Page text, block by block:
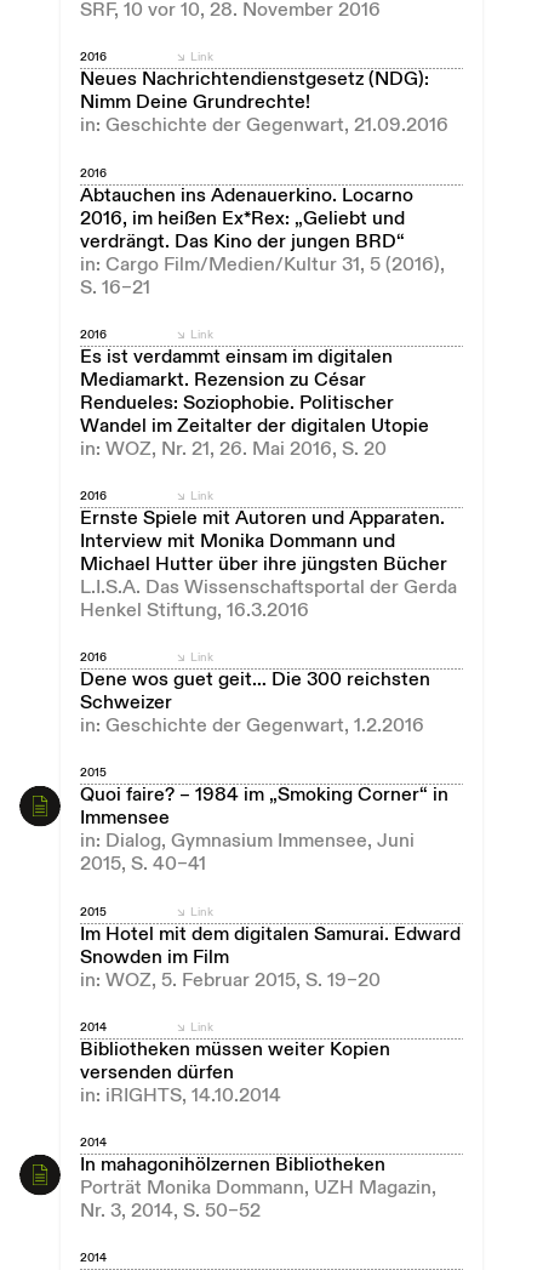
SRF, 10 vor 10, 28. November 2016
2016
Neues Nachrichtendienstgesetz (NDG):
Nimm Deine Grundrechte!
in: Geschichte der Gegenwart, 21.09.2016
Link
2016
Abtauchen ins Adenauerkino. Locarno
2016, im heißen Ex*Rex: „Geliebt und
verdrängt. Das Kino der jungen BRD“
in: Cargo Film/Medien/Kultur 31, 5 (2016),
S. 16–21
2016
Es ist verdammt einsam im digitalen
Mediamarkt. Rezension zu César
Rendueles: Soziophobie. Politischer
Wandel im Zeitalter der digitalen Utopie
in: WOZ, Nr. 21, 26. Mai 2016, S. 20
Link
2016
Ernste Spiele mit Autoren und Apparaten.
Interview mit Monika Dommann und
Michael Hutter über ihre jüngsten Bücher
L.I.S.A. Das Wissenschaftsportal der Gerda
Henkel Stiftung, 16.3.2016
Link
2016
Dene wos guet geit… Die 300 reichsten
Schweizer
in: Geschichte der Gegenwart, 1.2.2016
Link
2015
Quoi faire? – 1984 im „Smoking Corner“ in
Immensee
in: Dialog, Gymnasium Immensee, Juni
2015, S. 40–41
2015
Im Hotel mit dem digitalen Samurai. Edward
Snowden im Film
in: WOZ, 5. Februar 2015, S. 19–20
Link
2014
Bibliotheken müssen weiter Kopien
versenden dürfen
in: iRIGHTS, 14.10.2014
Link
2014
In mahagonihölzernen Bibliotheken
Porträt Monika Dommann, UZH Magazin,
Nr. 3, 2014, S. 50–52
2014